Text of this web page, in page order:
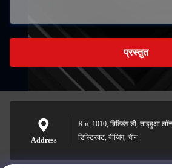
प्रस्तुत
Address
Rm. 1010, बिल्डिंग डी, ताइहुआ
डिस्ट्रिक्ट, बीजिंग, चीन